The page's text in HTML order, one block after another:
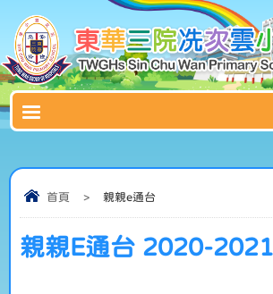
首頁 > 親親e通台
親親E通台 2020-2021